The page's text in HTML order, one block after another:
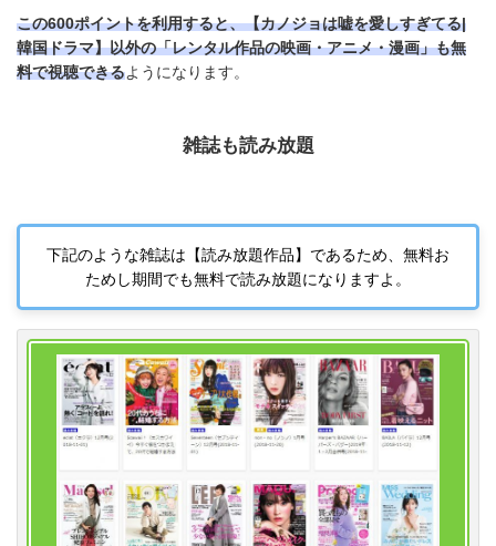
この600ポイントを利用すると、【カノジョは嘘を愛しすぎてる|
韓国ドラマ】以外の「レンタル作品の映画・アニメ・漫画」も無
料で視聴できる ようになります。
雑誌も読み放題
下記のような雑誌は【読み放題作品】であるため、無料お
ためし期間でも無料で読み放題になりますよ。